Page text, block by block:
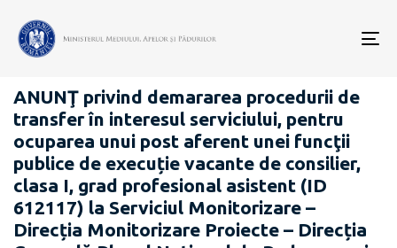
CARIERĂ
ANUNŢ privind demararea procedurii de
transfer în interesul serviciului, pentru
ocuparea unui post aferent unei funcţii
publice de execuție vacante de consilier,
clasa I, grad profesional asistent (ID
612117) la Serviciul Monitorizare –
Direcția Monitorizare Proiecte – Direcția
publicării: